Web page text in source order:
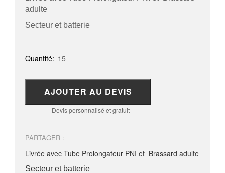
adulte
Secteur et batterie
Quantité: 15
AJOUTER AU DEVIS
Devis personnalisé et gratuit
PARTAGER :
Livrée avec Tube Prolongateur PNI et Brassard adulte
Secteur et batterie